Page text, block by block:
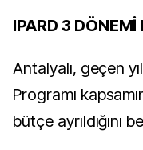
IPARD 3 DÖNEMİ
Antalyalı, geçen
Programı
bütçe ayrıldığını